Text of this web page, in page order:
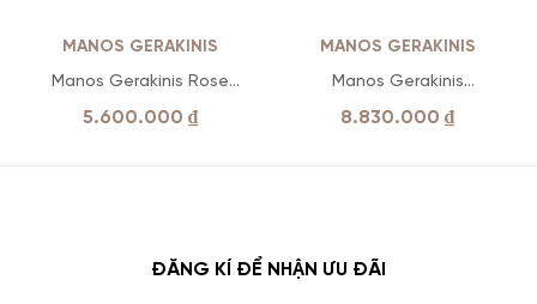
MANOS GERAKINIS
Manos Gerakinis Rose
Poetique
5.600.000 ₫
MANOS GERAKINIS
Manos Gerakinis
Quintessence
8.830.000 ₫
ĐĂNG KÍ ĐỂ NHẬN ƯU ĐÃI